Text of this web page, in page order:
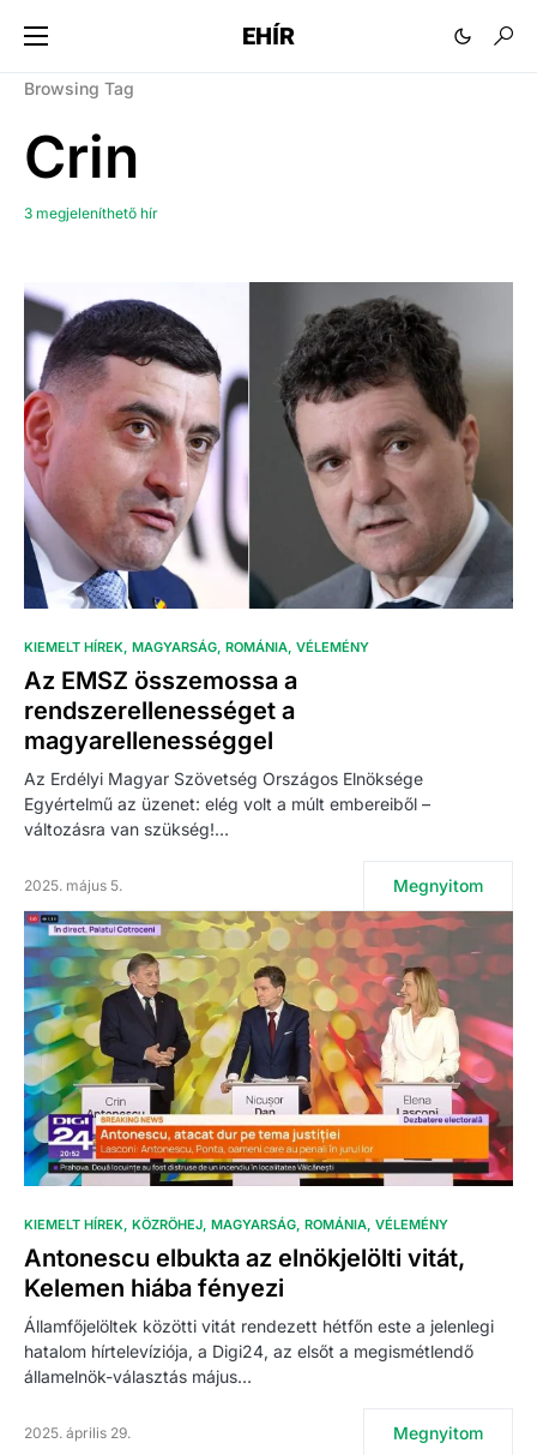
EHÍR
Browsing Tag
Crin
3 megjeleníthető hír
KIEMELT HÍREK MAGYARSÁG ROMÁNIA VÉLEMÉNY
Az EMSZ összemossa a
rendszerellenességet a
magyarellenességgel
Az Erdélyi Magyar Szövetség Országos Elnöksége
Egyértelmű az üzenet: elég volt a múlt embereiből –
változásra van szükség!…
2025. május 5. Megnyitom
KIEMELT HÍREK KÖZRÖHEJ MAGYARSÁG ROMÁNIA VÉLEMÉNY
Antonescu elbukta az elnökjelölti vitát,
Kelemen hiába fényezi
Államfőjelöltek közötti vitát rendezett hétfőn este a jelenlegi
hatalom hírtelevíziója, a Digi24, az elsőt a megismétlendő
államelnök-választás május…
2025. április 29. Megnyitom